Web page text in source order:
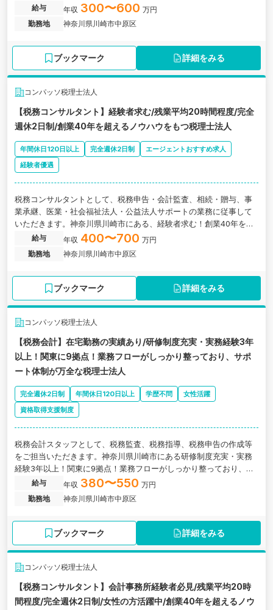
ポート体制が万全な税理士法人の求人です。
給与 年収 300〜600 万円
勤務地
神奈川県川崎市中原区
ブックマーク 詳細をみる
コンパッソ税理士法人
【税務コンサルタント】経験者求む/残業平均20時間程度/完全
週休2日制/創業40年を超えるノウハウをもつ税理士法人
年間休日120日以上 完全週休2日制
エージェントおすすめ求人
経験者優遇
税務コンサルタントとして、税務申告・会計監査、相続・贈与、事
業承継、医業・社会福祉法人・公益法人サポートの業務に従事して
いただきます。神奈川県川崎市にある、経験者求む！創業40年を超
えるノウハウをもつ税理士法人の求人です。
給与 年収 400〜700 万円
勤務地
神奈川県川崎市中原区
ブックマーク 詳細をみる
コンパッソ税理士法人
【税務会計】在宅勤務の実績あり/研修制度充実・実務経験3年
以上！関東に9拠点！業務フローがしっかり整っており、サポ
ート体制が万全な税理士法人
完全週休2日制 年間休日120日以上 学歴不問
女性活躍
資格取得支援制度
税務会計スタッフとして、税務監査、税務指導、税務申告の作成等
をご担当いただきます。神奈川県川崎市にある研修制度充実・実務
経験3年以上！関東に9拠点！業務フローがしっかり整っており、サ
ポート体制が万全な税理士法人の求人です。
給与 年収 380〜550 万円
勤務地
神奈川県川崎市中原区
ブックマーク 詳細をみる
コンパッソ税理士法人
【税務コンサルタント】会計事務所経験者必見/残業平均20時
間程度/完全週休2日制/女性の方活躍中/創業40年を超えるノウ